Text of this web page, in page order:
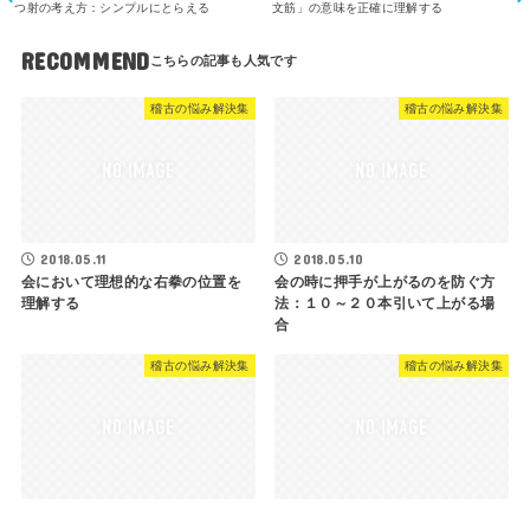
つ射の考え方：シンプルにとらえる
文筋」の意味を正確に理解する
RECOMMEND
稽古の悩み解決集
2018.05.11
会において理想的な右拳の位置を
理解する
稽古の悩み解決集
2018.05.10
会の時に押手が上がるのを防ぐ方
法：１０～２０本引いて上がる場
合
稽古の悩み解決集 稽古の悩み解決集